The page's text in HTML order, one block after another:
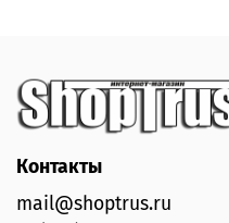
Контакты
mail@shoptrus.ru